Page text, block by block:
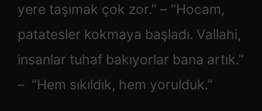
yere taşımak çok zor.” – “Hocam,
patatesler kokmaya başladı. Vallahi,
insanlar tuhaf bakıyorlar bana artık.”
– “Hem sıkıldık, hem yorulduk.”